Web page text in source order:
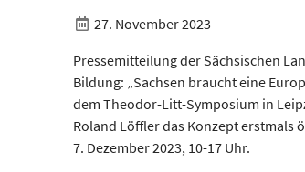
27. November 2023
Pressemitteilung der Sächsischen
Bildung: „Sachsen braucht eine
dem Theodor-Litt-Symposium in
Roland Löffler das Konzept erstmals
7. Dezember 2023, 10-17 Uhr.